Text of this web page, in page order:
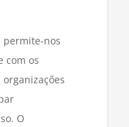
permite-nos
com os
O